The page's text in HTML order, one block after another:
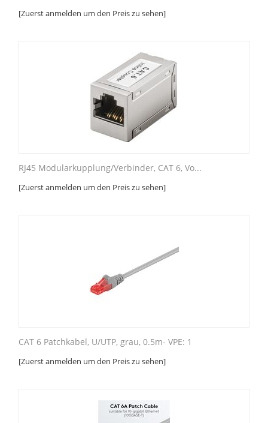
[Zuerst anmelden um den Preis zu sehen]
RJ45 Modularkupplung/Verbinder, CAT 6, Vo...
[Zuerst anmelden um den Preis zu sehen]
CAT 6 Patchkabel, U/UTP, grau, 0.5m- VPE: 1
[Zuerst anmelden um den Preis zu sehen]